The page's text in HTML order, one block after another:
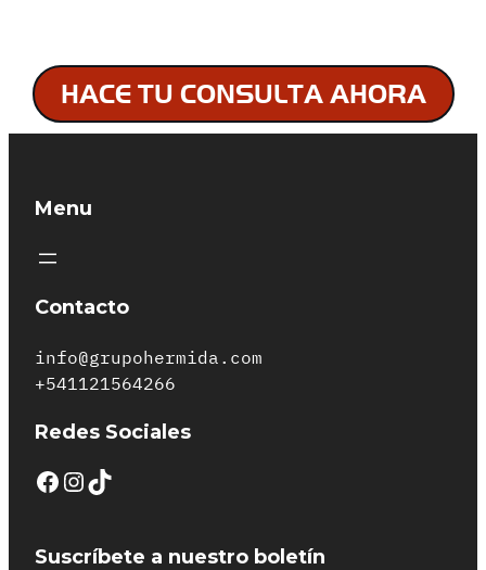
HACE TU CONSULTA AHORA
Menu
Contacto
info@grupohermida.com
+541121564266
Redes Sociales
Suscríbete a nuestro boletín